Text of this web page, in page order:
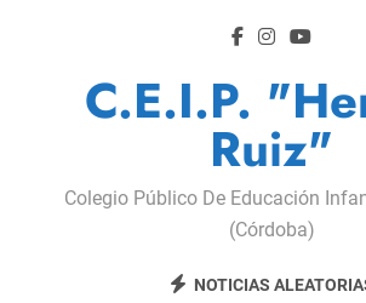
Dia De
«SEMANA DE LA
Apadrinamiento
C.E.I.P.
Ruiz"
Colegio Público De Educación
(Córdoba)
NOTICIAS